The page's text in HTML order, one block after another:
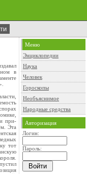
в
при­
Эта
тот
Меню
Энциклопедии
Наука
Человек
Гороскопы
Необъяснимое
Народные средства
Авторизация
Логин:
Пароль: